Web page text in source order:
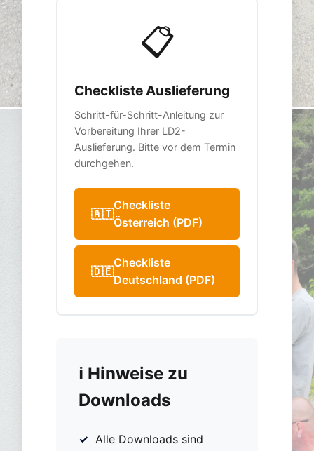
📋
Checkliste Auslieferung
Schritt-für-Schritt-Anleitung zur
Vorbereitung Ihrer LD2-
Auslieferung. Bitte vor dem Termin
durchgehen.
🇦🇹
Checkliste
Österreich (PDF)
🇩🇪
Checkliste
Deutschland (PDF)
ℹ️ Hinweise zu
Downloads
Alle Downloads sind